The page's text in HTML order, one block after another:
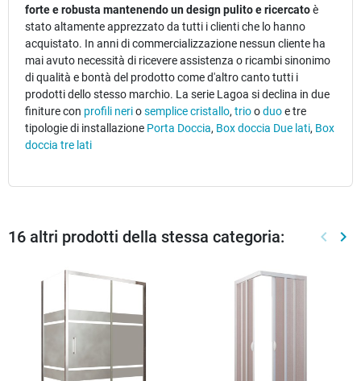
forte e robusta mantenendo un design pulito e ricercatoè
stato altamente apprezzato da tutti i clienti che lo hanno
acquistato. In anni di commercializzazione nessun cliente ha
mai avuto necessità di ricevere assistenza o ricambi sinonimo
di qualità e bontà del prodotto come d'altro canto tutti i
prodotti dello stesso marchio. La serie Lagoa si declina in due
finiture con profili neriosemplice cristallo, triooduoe tre
tipologie di installazione Porta Doccia, Box doccia Due lati, Box
doccia tre lati
16 altri prodotti della stessa categoria: keyboard_arrow_left keyboard_arrow_right